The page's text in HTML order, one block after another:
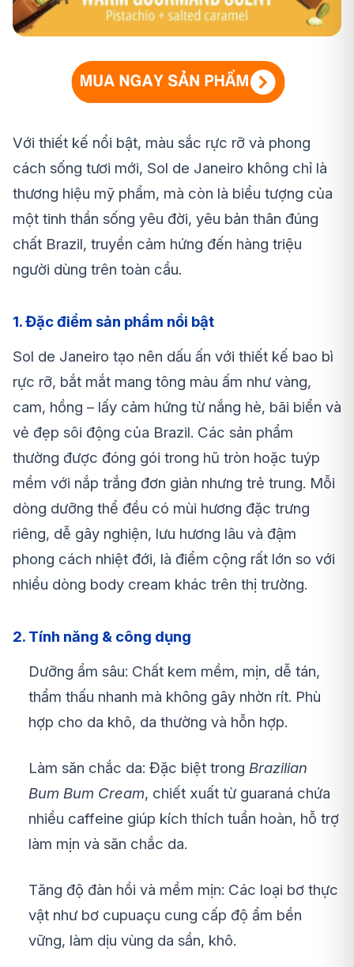
Với thiết kế nổi bật, màu sắc rực rỡ và phong
cách sống tươi mới, Sol de Janeiro không chỉ là
thương hiệu mỹ phẩm, mà còn là biểu tượng của
một tinh thần sống yêu đời, yêu bản thân đúng
chất Brazil, truyền cảm hứng đến hàng triệu
người dùng trên toàn cầu.
1. Đặc điểm sản phẩm nổi bật
Sol de Janeiro tạo nên dấu ấn với thiết kế bao bì
rực rỡ, bắt mắt mang tông màu ấm như vàng,
cam, hồng – lấy cảm hứng từ nắng hè, bãi biển và
vẻ đẹp sôi động của Brazil. Các sản phẩm
thường được đóng gói trong hũ tròn hoặc tuýp
mềm với nắp trắng đơn giản nhưng trẻ trung. Mỗi
dòng dưỡng thể đều có mùi hương đặc trưng
riêng, dễ gây nghiện, lưu hương lâu và đậm
phong cách nhiệt đới, là điểm cộng rất lớn so với
nhiều dòng body cream khác trên thị trường.
2. Tính năng & công dụng
Dưỡng ẩm sâu: Chất kem mềm, mịn, dễ tán,
thẩm thấu nhanh mà không gây nhờn rít. Phù
hợp cho da khô, da thường và hỗn hợp.
Làm săn chắc da: Đặc biệt trong Brazilian
Bum Bum Cream, chiết xuất từ guaraná chứa
nhiều caffeine giúp kích thích tuần hoàn, hỗ trợ
làm mịn và săn chắc da.
Tăng độ đàn hồi và mềm mịn: Các loại bơ thực
vật như bơ cupuaçu cung cấp độ ẩm bền
vững, làm dịu vùng da sần, khô.